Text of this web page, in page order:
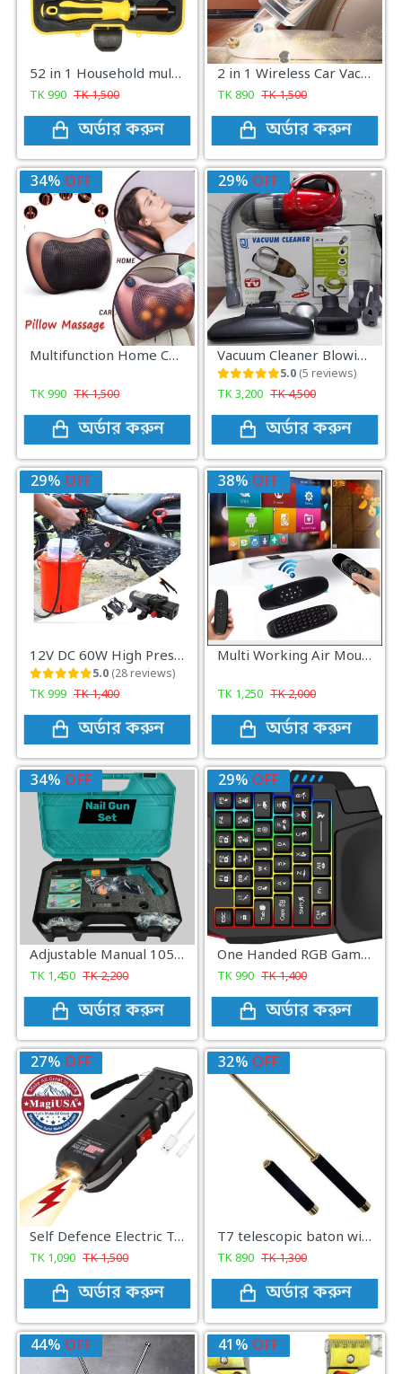
52 in 1 Household multi-function Repair Tool Kit Screwdriver Set for Computer Laptop PC
TK990 TK1,500
অর্ডার করুন
2 in 1 Wireless Car Vacuum Cleaner with LED Light , Portable Mini Wet/Dry Vacuum for Car Interior and Home Cleaning
TK890 TK1,500
অর্ডার করুন
34% OFF
Multifunction Home Car Electric Body Massager Pillow Infrared Acupressure Shiatsu Neck Pain Relief Massage Machine Tool
TK990 TK1,500
অর্ডার করুন
29% OFF
Vacuum Cleaner Blowing and Sucking Dual Purpose(JK-8)
5.0 (5 reviews)
TK3,200 TK4,500
অর্ডার করুন
29% OFF
12V DC 60W High Pressure Water Pump For Bike Wash & Garden irrigation
5.0 (28 reviews)
TK999 TK1,400
অর্ডার করুন
38% OFF
Multi Working Air Mouse Or Remote Control Rechargeable Mini Wireless Keyboard
TK 1,250 TK2,000
অর্ডার করুন
34% OFF
Adjustable Manual 105 In 1 Round Nails With 5 Speed Steel Nail Gun Set
TK 1,450 TK2,200
অর্ডার করুন
29% OFF
One Handed RGB Gaming Keyboard
TK990 TK1,400
অর্ডার করুন
27% OFF
Self Defence Electric Taser Stun Gun (98000 KV 100% Original)
TK 1,090 TK1,500
অর্ডার করুন
32% OFF
T7 telescopic baton with foam hard rubber handle 26inc golden stick
TK890 TK1,300
অর্ডার করুন
44% OFF 41% OFF